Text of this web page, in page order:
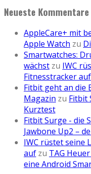
Neueste Kommentare
AppleCare+ mit
Apple Watch zu
Smartwatches:
wächst zu IWC
Fitnesstracker auf
Fitbit geht an die
Magazin zu Fitbit
Kurztest
Fitbit Surge - die
Jawbone Up2 –
IWC rüstet seine
auf zu TAG
eine Android